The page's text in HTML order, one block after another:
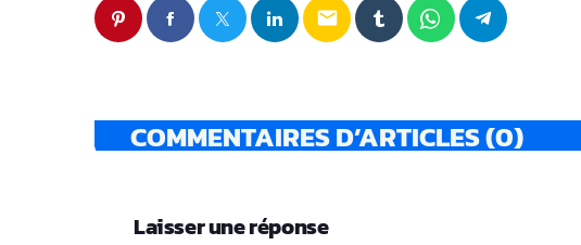
email
COMMENTAIRES D’ARTICLES (0)
Laisser une réponse